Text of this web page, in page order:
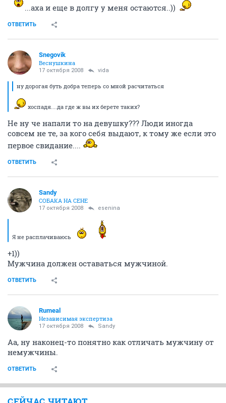
...аха и еще в долгу у меня остаются..))
ОТВЕТИТЬ
Snegovik
Веснушкина
17 октября 2008 vida
ну дорогая буть добра теперь со мной расчитаться
хоспадя....да где ж вы их берете таких?
Не ну че напали то на девушку??? Люди иногда
совсем не те, за кого себя выдают, к тому же если это
первое свидание....
ОТВЕТИТЬ
Sandy
СОБАКА НА СЕНЕ
17 октября 2008 esenina
Я не расплачиваюсь
+1))
Мужчина должен оставаться мужчиной.
ОТВЕТИТЬ
Rumeal
Независимая экспертиза
17 октября 2008 Sandy
Аа, ну наконец-то понятно как отличать мужчину от
немужчины.
ОТВЕТИТЬ